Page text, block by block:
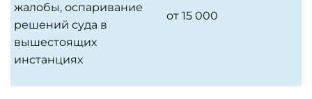
жалобы, оспаривание
решений суда в
вышестоящих
инстанциях
от 15 000